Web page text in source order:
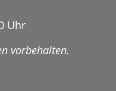
Uhr
vorbehalten.